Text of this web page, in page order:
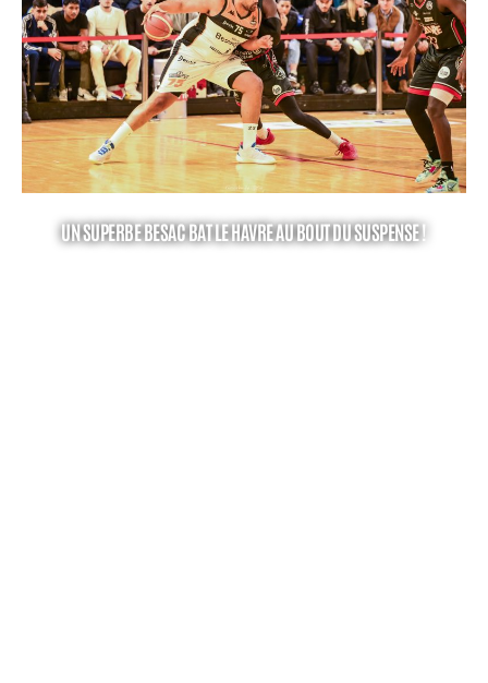
UN SUPERBE BESAC BAT LE HAVRE AU BOUT DU SUSPENSE !